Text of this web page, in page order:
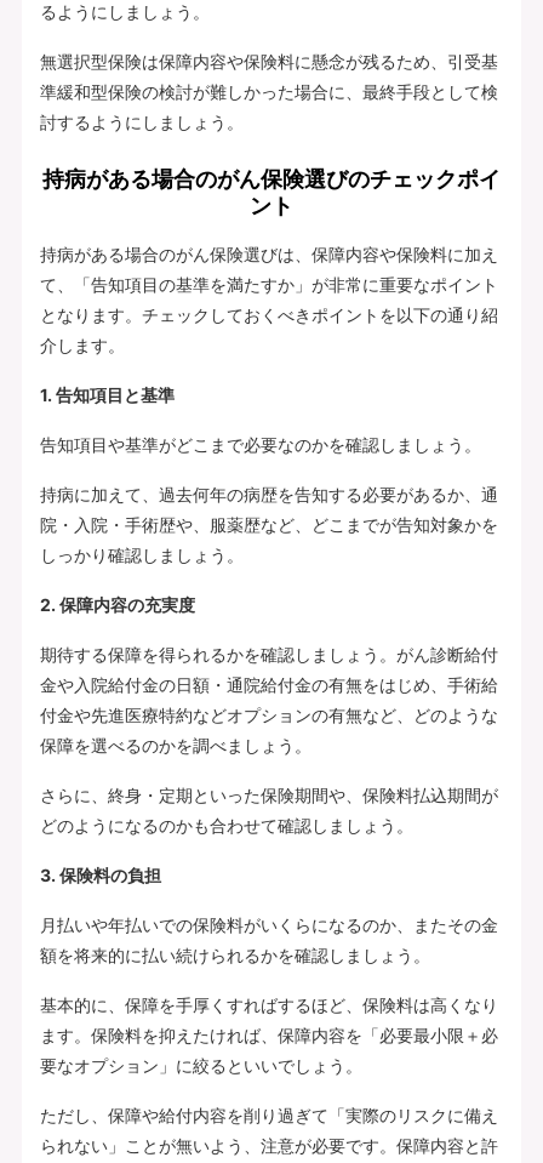
るようにしましょう。
無選択型保険は保障内容や保険料に懸念が残るため、引受基
準緩和型保険の検討が難しかった場合に、最終手段として検
討するようにしましょう。
持病がある場合のがん保険選びのチェックポイ
ント
持病がある場合のがん保険選びは、保障内容や保険料に加え
て、「告知項目の基準を満たすか」が非常に重要なポイント
となります。チェックしておくべきポイントを以下の通り紹
介します。
1. 告知項目と基準
告知項目や基準がどこまで必要なのかを確認しましょう。
持病に加えて、過去何年の病歴を告知する必要があるか、通
院・入院・手術歴や、服薬歴など、どこまでが告知対象かを
しっかり確認しましょう。
2. 保障内容の充実度
期待する保障を得られるかを確認しましょう。がん診断給付
金や入院給付金の日額・通院給付金の有無をはじめ、手術給
付金や先進医療特約などオプションの有無など、どのような
保障を選べるのかを調べましょう。
さらに、終身・定期といった保険期間や、保険料払込期間が
どのようになるのかも合わせて確認しましょう。
3. 保険料の負担
月払いや年払いでの保険料がいくらになるのか、またその金
額を将来的に払い続けられるかを確認しましょう。
基本的に、保障を手厚くすればするほど、保険料は高くなり
ます。保険料を抑えたければ、保障内容を「必要最小限＋必
要なオプション」に絞るといいでしょう。
ただし、保障や給付内容を削り過ぎて「実際のリスクに備え
られない」ことが無いよう、注意が必要です。保障内容と許